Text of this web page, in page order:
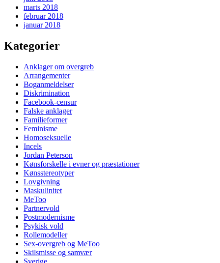
marts 2018
februar 2018
januar 2018
Kategorier
Anklager om overgreb
Arrangementer
Boganmeldelser
Diskrimination
Facebook-censur
Falske anklager
Familieformer
Feminisme
Homoseksuelle
Incels
Jordan Peterson
Kønsforskelle i evner og præstationer
Kønsstereotyper
Lovgivning
Maskulinitet
MeToo
Partnervold
Postmodernisme
Psykisk vold
Rollemodeller
Sex-overgreb og MeToo
Skilsmisse og samvær
Sverige